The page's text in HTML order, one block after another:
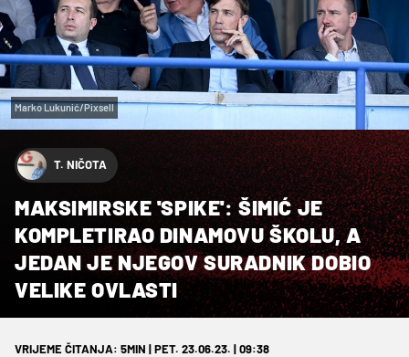
Marko Lukunić/Pixsell
T. NIČOTA
MAKSIMIRSKE 'SPIKE': ŠIMIĆ JE
KOMPLETIRAO DINAMOVU ŠKOLU, A
JEDAN JE NJEGOV SURADNIK DOBIO
VELIKE OVLASTI
VRIJEME ČITANJA: 5MIN | PET. 23.06.23. | 09:38